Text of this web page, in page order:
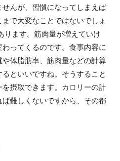
せんが、習慣になってしまえば
で大変なことではないでしょ
ります。筋肉量が増えていけ
ってくるのです。食事内容に
体脂肪率、筋肉量などの計算
といいですね。そうすること
摂取できます。カロリーの計
難しくないですから、その都